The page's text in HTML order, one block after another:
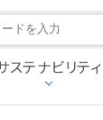
ステナビリティ